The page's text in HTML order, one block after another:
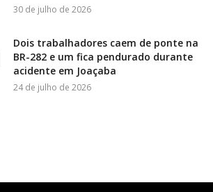
30 de julho de 2026
Dois trabalhadores caem de ponte na
BR-282 e um fica pendurado durante
acidente em Joaçaba
24 de julho de 2026